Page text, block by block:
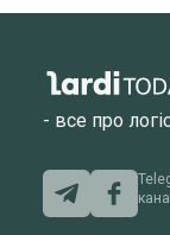
- все про